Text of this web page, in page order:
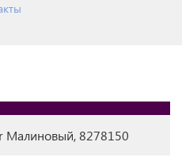
Малиновый, 8278150